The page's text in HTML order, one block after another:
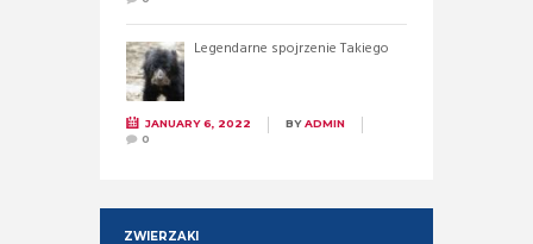
Legendarne spojrzenie Takiego
JANUARY 6, 2022 BYADMIN
0
ZWIERZAKI